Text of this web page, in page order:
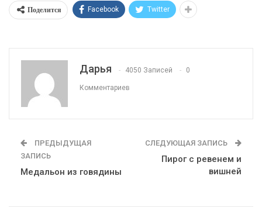
Поделится Facebook Twitter
Дарья 4050 Записей 0
Комментариев
ПРЕДЫДУЩАЯ
ЗАПИСЬ
Медальон из говядины
СЛЕДУЮЩАЯ ЗАПИСЬ
Пирог с ревенем и
вишней